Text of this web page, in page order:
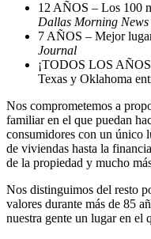
12 AÑOS – Los 100
Dallas Morning News
7 AÑOS – Mejor
Journal
¡TODOS LOS
Texas y Oklahoma
Nos comprometemos a
familiar en el que puedan
consumidores con un único
de viviendas hasta la
de la propiedad y mucho
Nos distinguimos del resto
valores durante más de 85
nuestra gente un lugar en el